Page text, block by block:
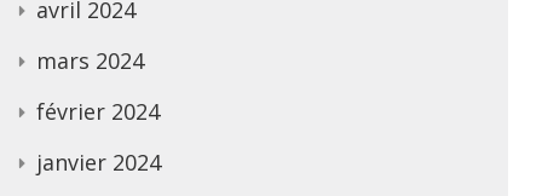
avril 2024
mars 2024
février 2024
janvier 2024